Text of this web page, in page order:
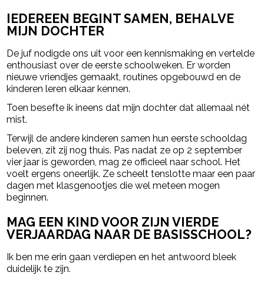
IEDEREEN BEGINT SAMEN, BEHALVE
MIJN DOCHTER
De juf nodigde ons uit voor een kennismaking en vertelde
enthousiast over de eerste schoolweken. Er worden
nieuwe vriendjes gemaakt, routines opgebouwd en de
kinderen leren elkaar kennen.
Toen besefte ik ineens dat mijn dochter dat allemaal nét
mist.
Terwijl de andere kinderen samen hun eerste schooldag
beleven, zit zij nog thuis. Pas nadat ze op 2 september
vier jaar is geworden, mag ze officieel naar school. Het
voelt ergens oneerlijk. Ze scheelt tenslotte maar een paar
dagen met klasgenootjes die wel meteen mogen
beginnen.
MAG EEN KIND VOOR ZIJN VIERDE
VERJAARDAG NAAR DE BASISSCHOOL?
Ik ben me erin gaan verdiepen en het antwoord bleek
duidelijk te zijn.